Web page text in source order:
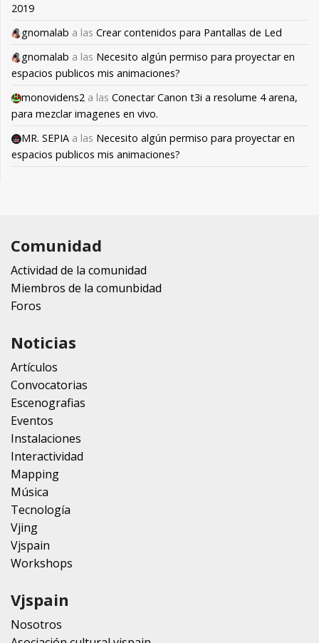
2019
gnomalab a las Crear contenidos para Pantallas de Led
gnomalab a las Necesito algún permiso para proyectar en
espacios publicos mis animaciones?
monovidens2 a las Conectar Canon t3i a resolume 4 arena,
para mezclar imagenes en vivo.
MR. SEPIA a las Necesito algún permiso para proyectar en
espacios publicos mis animaciones?
Comunidad
Actividad de la comunidad
Miembros de la comunbidad
Foros
Noticias
Artículos
Convocatorias
Escenografias
Eventos
Instalaciones
Interactividad
Mapping
Música
Tecnología
Vjing
Vjspain
Workshops
Vjspain
Nosotros